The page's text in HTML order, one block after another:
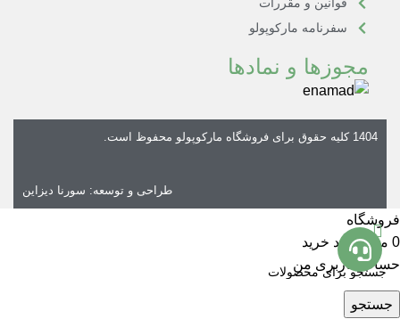
قوانین و مقررات
سفرنامه مارکوپولو
مجوزها و نمادها
1404 کلیه حقوق برای فروشگاه مارکوپولو محفوظ است.
طراحی و توسعه: سورنا دیزاین
جستجو
فروشگاه
0 مورد سبد خرید
حساب کاربری من